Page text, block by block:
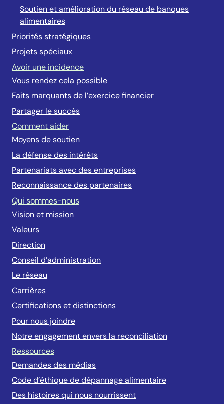
Soutien et amélioration du réseau de banques
alimentaires
Priorités stratégiques
Projets spéciaux
Avoir une incidence
Vous rendez cela possible
Faits marquants de l’exercice financier
Partager le succès
Comment aider
Moyens de soutien
La défense des intérêts
Partenariats avec des entreprises
Reconnaissance des partenaires
Qui sommes-nous
Vision et mission
Valeurs
Direction
Conseil d’administration
Le réseau
Carrières
Certifications et distinctions
Pour nous joindre
Notre engagement envers la reconciliation
Ressources
Demandes des médias
Code d’éthique de dépannage alimentaire
Des histoires qui nous nourrissent